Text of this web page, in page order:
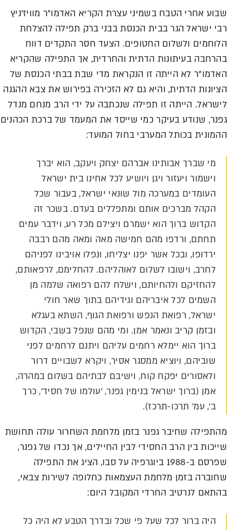
שבוע אחרי הטבח בשמיני עצרת הקריא האדמו"ר מוויז'ניץ
רבי ישראל הגר בבית הכנסת בבני ברק תפילה להצלחת
הלוחמים ולשלום החטופים. הצעד חסר התקדים דווח
בהרחבה בעיתונות הדתית והחרדית, אך התפילה שהקריא
האדמו"ר לא הייתה זו הנקראת מדי שבת בבתי הכנסת של
הציונות הדתית, והיא גם לא הזכירה בפירוש את צבא ההגנה
לישראל. הייתה זו תפילה שנכתבה על ידי הרב מנחם מנדל
גפנר, שנודע בעיקר כמי שייסד את המעמד של ברכת הכהנים
ההמונית בכותל המערבי בחול המועד:
מי שברך אבותינו אברהם יצחק ויעקב, הוא יברך
וישמור ויעזור ויגן ויושיע לכל אחינו בית ישראל
העומדים במערכה מול שונאי ישראל, בעבור שכל
הקהל מברכים אותם ומתפללים בעדם. בשכר זה
הקדוש ברוך הוא ישמרם ויצילם מכל רע, וידבר עמים
תחתם, ורדפו מהם חמישה מאה ומאה מהם רבבה
ירדופו, ובכל אשר יפנו יצליחו, ונפלו אויבינו לפניהם
לחרב, וישובו לשלום לאוהליהם. להחלימם, לרפאותם,
להחזיקם ולהחיותם, וישלח להם רפואה שלמה מן
השמים לכל איבריהם וגידיהם בתוך שאר חולי
ישראל, רפואת הנפש ורפואת הגוף, השתא בעגלא
ובזמן קריב ונאמר אמן. ומי מהם שנפל בשבי, הקדוש
ברוך הוא יימלא רחמים עליהם ויתנם לרחמים לפני
שוביהם, ויוציא ממסגר אסיר, ויקרא לשבויים דרור
ולאסורים יפקח קוח, וישיבם לבתיהם בשלום במהרה,
אמן (ברוך ישראל בנימין גפנר, 'עולמו של חסיד', כרך
ב', עמ' תרכו-תרכז).
מהתפילה שחיבר גפנר בזמן מלחמת השחרור עולה תחושת
שייכות בין הרב החסידי לבין החיילים, אך נכדו של גפנר,
שפרסם ב-1988 ביוגרפיה על סבו, הציג את התפילה
שחוברה בזמן מלחמת העצמאות כחלופה לשירות צבאי,
בהתאם לנרטיב החרדי המקובל היום:
היה ברור לכל שעל פי שכל ובדרך הטבע לא היה כל